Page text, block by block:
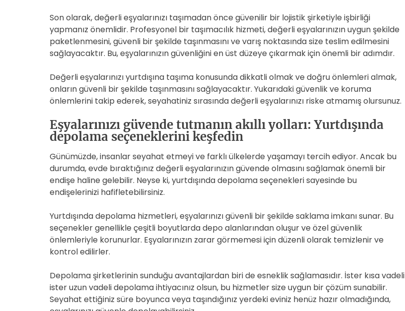
Son olarak, değerli eşyalarınızı taşımadan önce güvenilir bir lojistik şirketiyle işbirliği
yapmanız önemlidir. Profesyonel bir taşımacılık hizmeti, değerli eşyalarınızın uygun şekilde
paketlenmesini, güvenli bir şekilde taşınmasını ve varış noktasında size teslim edilmesini
sağlayacaktır. Bu, eşyalarınızın güvenliğini en üst düzeye çıkarmak için önemli bir adımdır.
Değerli eşyalarınızı yurtdışına taşıma konusunda dikkatli olmak ve doğru önlemleri almak,
onların güvenli bir şekilde taşınmasını sağlayacaktır. Yukarıdaki güvenlik ve koruma
önlemlerini takip ederek, seyahatiniz sırasında değerli eşyalarınızı riske atmamış olursunuz.
Eşyalarınızı güvende tutmanın akıllı yolları: Yurtdışında
depolama seçeneklerini keşfedin
Günümüzde, insanlar seyahat etmeyi ve farklı ülkelerde yaşamayı tercih ediyor. Ancak bu
durumda, evde bıraktığınız değerli eşyalarınızın güvende olmasını sağlamak önemli bir
endişe haline gelebilir. Neyse ki, yurtdışında depolama seçenekleri sayesinde bu
endişelerinizi hafifletebilirsiniz.
Yurtdışında depolama hizmetleri, eşyalarınızı güvenli bir şekilde saklama imkanı sunar. Bu
seçenekler genellikle çeşitli boyutlarda depo alanlarından oluşur ve özel güvenlik
önlemleriyle korunurlar. Eşyalarınızın zarar görmemesi için düzenli olarak temizlenir ve
kontrol edilirler.
Depolama şirketlerinin sunduğu avantajlardan biri de esneklik sağlamasıdır. İster kısa vadeli
ister uzun vadeli depolama ihtiyacınız olsun, bu hizmetler size uygun bir çözüm sunabilir.
Seyahat ettiğiniz süre boyunca veya taşındığınız yerdeki eviniz henüz hazır olmadığında,